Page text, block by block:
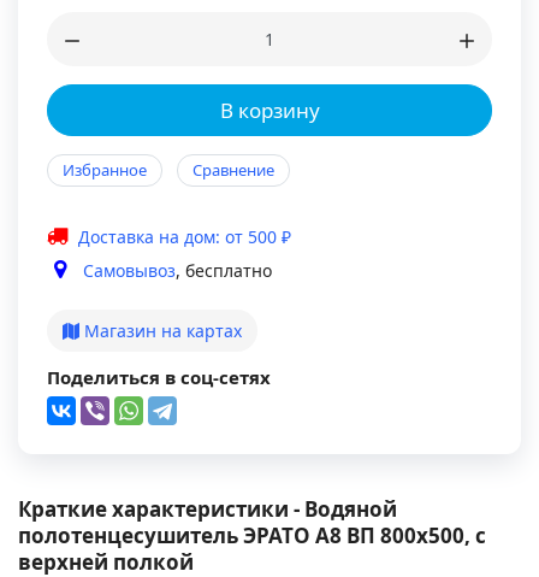
В корзину
Избранное Сравнение
Доставка на дом: от 500 ₽
Самовывоз, бесплатно
Магазин на картах
Поделиться в соц-сетях
Краткие характеристики - Водяной
полотенцесушитель ЭРАТО А8 ВП 800x500, с
верхней полкой